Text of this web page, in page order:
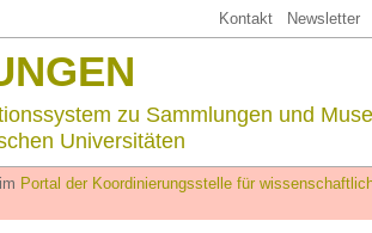
Kontakt Newsletter
zu Sammlungen und
Universitäten
Portal der Koordinierungsstelle für